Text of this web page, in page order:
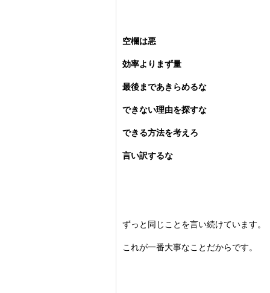
空欄は悪
効率よりまず量
最後まであきらめるな
できない理由を探すな
できる方法を考えろ
言い訳するな
ずっと同じことを言い続けています。
これが一番大事なことだからです。